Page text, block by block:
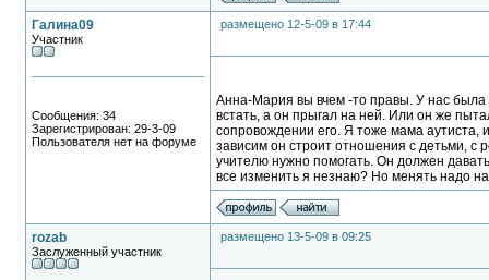
Галина09
Участник
Сообщения: 34
Зарегистрирован: 29-3-09
Пользователя нет на форуме
размещено 12-5-09 в 17:44
Анна-Мария вы вчем -то правы. У нас была
встать, а он прыгал на ней. Или он же
сопровождении его. Я тоже мама аутиста,
зависим он строит отношения с детьми,
учителю нужно помогать. Он должен
все изменить я незнаю? Но менять надо
rozab
Заслуженный участник
размещено 13-5-09 в 09:25